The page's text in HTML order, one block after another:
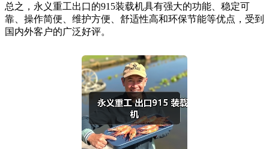
总之，永义重工出口的915装载机具有强大的功能、稳定可
靠、操作简便、维护方便、舒适性高和环保节能等优点，受到
国内外客户的广泛好评。